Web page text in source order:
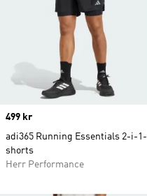
Price
499 kr
adi365 Running Essentials 2-i-1-
shorts
Herr Performance